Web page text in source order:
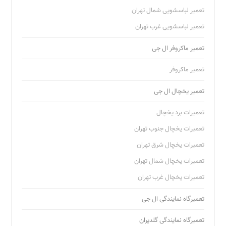
تعمیر لباسشویی شمال تهران
تعمیر لباسشویی غرب تهران
تعمیر ماکروفر ال جی
تعمیر ماکروفر
تعمیر یخچال ال جی
تعمیرات برد یخچال
تعمیرات یخچال جنوب تهران
تعمیرات یخچال شرق تهران
تعمیرات یخچال شمال تهران
تعمیرات یخچال غرب تهران
تعمیرگاه نمایندگی ال جی
تعمیرگاه نمایندگی گلدیران